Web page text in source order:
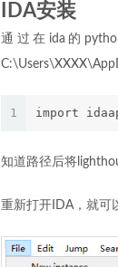
IDA安装
通过在ida的
1 import
知道路径后将
重新打开IDA，就可